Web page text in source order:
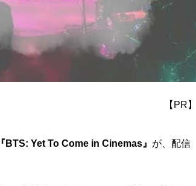
【PR】
『BTS: Yet To Come in Cinemas』 が、配信